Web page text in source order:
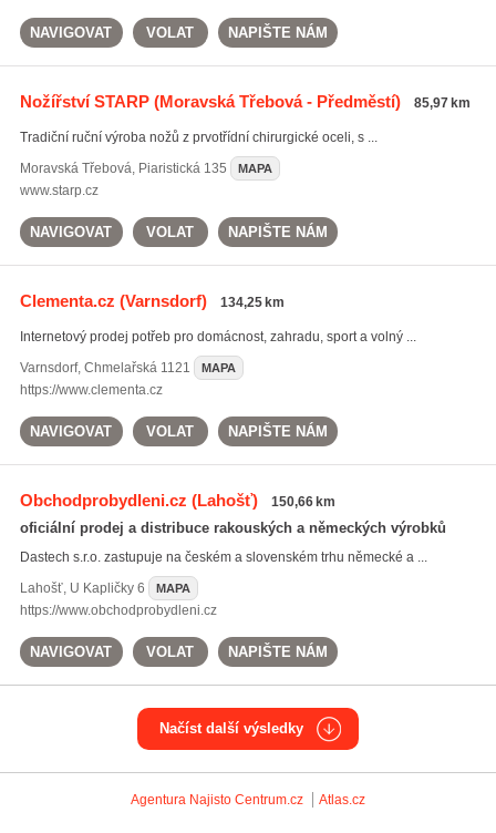
NAVIGOVAT VOLAT NAPIŠTE NÁM
Nožířství STARP(Moravská Třebová - Předměstí) 85,97 km
Tradiční ruční výroba nožů z prvotřídní chirurgické oceli, s ...
Moravská Třebová, Piaristická 135 MAPA
www.starp.cz
NAVIGOVAT VOLAT NAPIŠTE NÁM
Clementa.cz (Varnsdorf) 134,25 km
Internetový prodej potřeb pro domácnost, zahradu, sport a volný ...
Varnsdorf, Chmelařská 1121 MAPA
https://www.clementa.cz
NAVIGOVAT VOLAT NAPIŠTE NÁM
Obchodprobydleni.cz (Lahošť) 150,66 km
oficiální prodej a distribuce rakouských a německých výrobků
Dastech s.r.o. zastupuje na českém a slovenském trhu německé a ...
Lahošť, U Kapličky 6 MAPA
https://www.obchodprobydleni.cz
NAVIGOVAT VOLAT NAPIŠTE NÁM
Načíst další výsledky
Agentura Najisto Centrum.cz Atlas.cz